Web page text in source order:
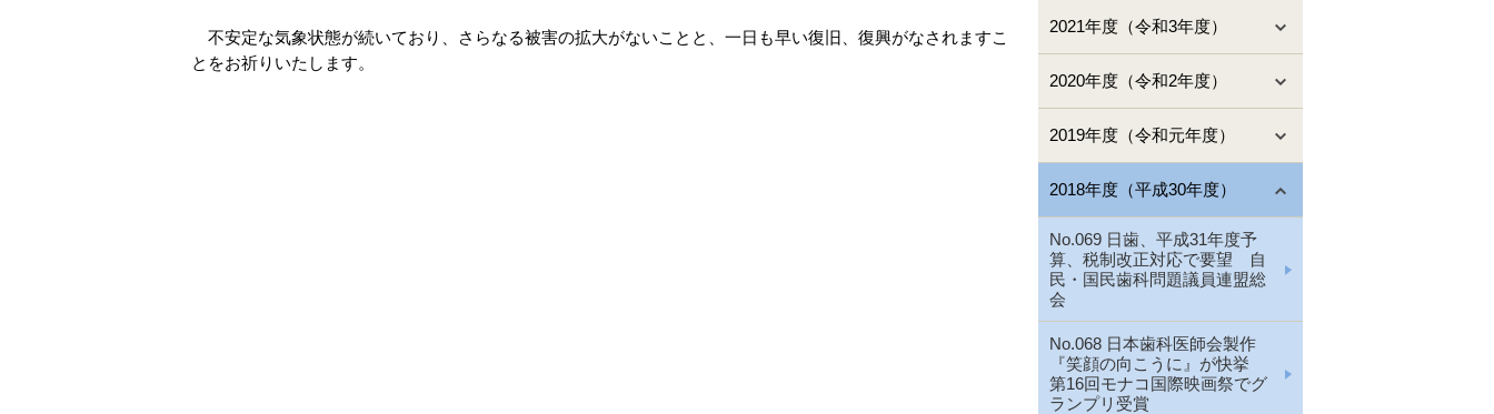
2021年度（令和3年度）
2020年度（令和2年度）
2019年度（令和元年度）
2018年度（平成30年度）
No.069 日歯、平成31年度予
算、税制改正対応で要望 自
民・国民歯科問題議員連盟総
会
No.068 日本歯科医師会製作
『笑顔の向こうに』が快挙
第16回モナコ国際映画祭でグ
ランプリ受賞
不安定な気象状態が続いており、さらなる被害の拡大がないことと、一日も早い復旧、復興がなされますこ
とをお祈りいたします。